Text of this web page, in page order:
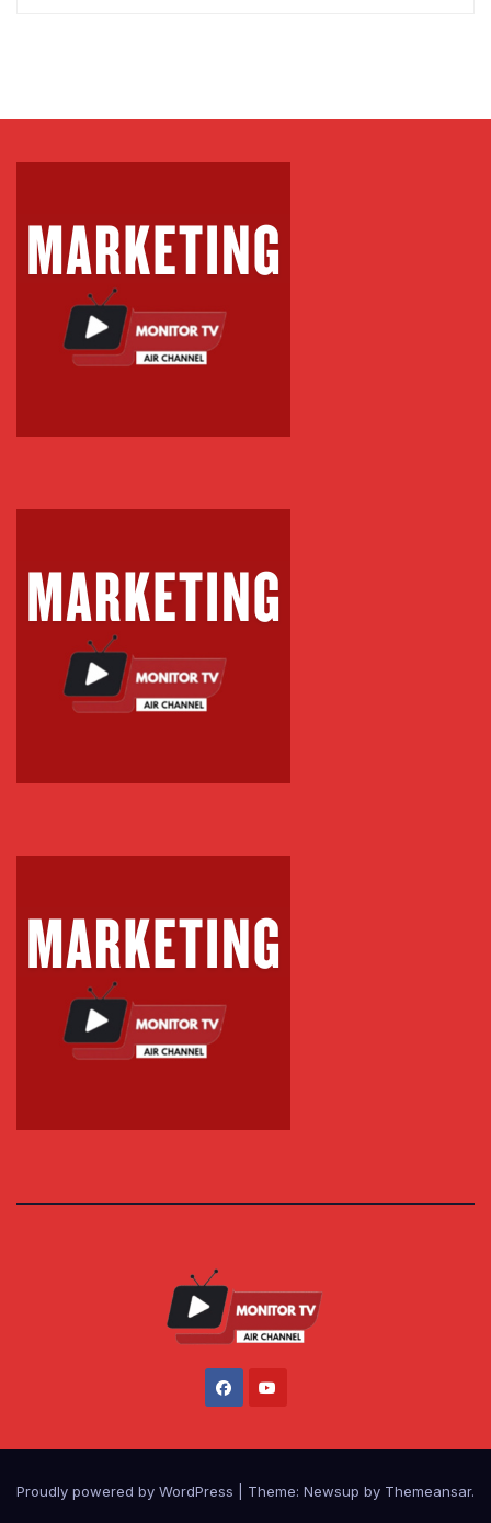
Proudly powered by WordPress Theme: Newsup by Themeansar.